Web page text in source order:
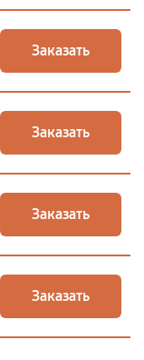
Заказать
Заказать
Заказать
Заказать